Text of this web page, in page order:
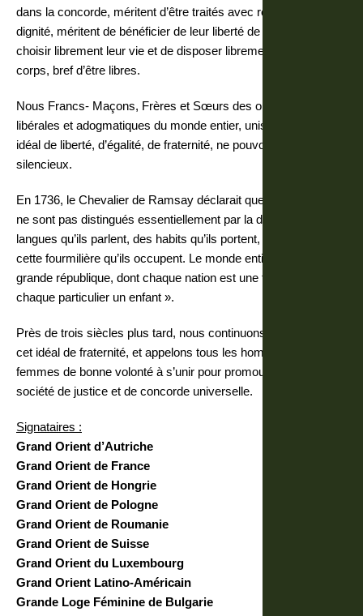
dans la concorde, méritent d’être traités avec respect, et
dignité, méritent de bénéficier de leur liberté de conscience, de
choisir librement leur vie et de disposer librement de leur
corps, bref d’être libres.
Nous Francs- Maçons, Frères et Sœurs des obédiences
libérales et adogmatiques du monde entier, unis autour d’un
idéal de liberté, d’égalité, de fraternité, ne pouvons pas rester
silencieux.
En 1736, le Chevalier de Ramsay déclarait que « les hommes
ne sont pas distingués essentiellement par la différence des
langues qu’ils parlent, des habits qu’ils portent, ni des coins de
cette fourmilière qu’ils occupent. Le monde entier n’est qu’une
grande république, dont chaque nation est une famille, et
chaque particulier un enfant ».
Près de trois siècles plus tard, nous continuons à promouvoir
cet idéal de fraternité, et appelons tous les hommes et les
femmes de bonne volonté à s’unir pour promouvoir une
société de justice et de concorde universelle.
Signataires :
Grand Orient d’Autriche
Grand Orient de France
Grand Orient de Hongrie
Grand Orient de Pologne
Grand Orient de Roumanie
Grand Orient de Suisse
Grand Orient du Luxembourg
Grand Orient Latino-Américain
Grande Loge Féminine de Bulgarie